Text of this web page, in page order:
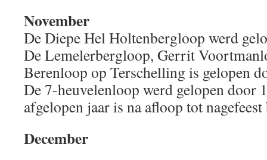
November
De Diepe Hel Holtenbergloop werd
De Lemelerbergloop, Gerrit
Berenloop op Terschelling is gelopen
De 7-heuvelenloop werd gelopen door
afgelopen jaar is na afloop tot
December